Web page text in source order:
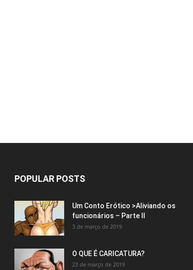
POPULAR POSTS
Um Conto Erótico >Aliviando os
funcionários – Parte II
3 de março de 2019
O QUE É CARICATURA?
23 de março de 2019